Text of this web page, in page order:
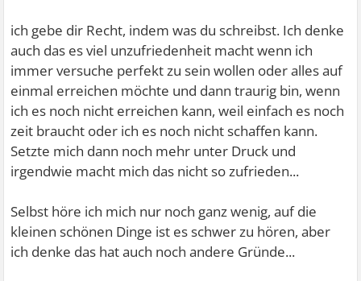
ich gebe dir Recht, indem was du schreibst. Ich denke
auch das es viel unzufriedenheit macht wenn ich
immer versuche perfekt zu sein wollen oder alles auf
einmal erreichen möchte und dann traurig bin, wenn
ich es noch nicht erreichen kann, weil einfach es noch
zeit braucht oder ich es noch nicht schaffen kann.
Setzte mich dann noch mehr unter Druck und
irgendwie macht mich das nicht so zufrieden...
Selbst höre ich mich nur noch ganz wenig, auf die
kleinen schönen Dinge ist es schwer zu hören, aber
ich denke das hat auch noch andere Gründe...